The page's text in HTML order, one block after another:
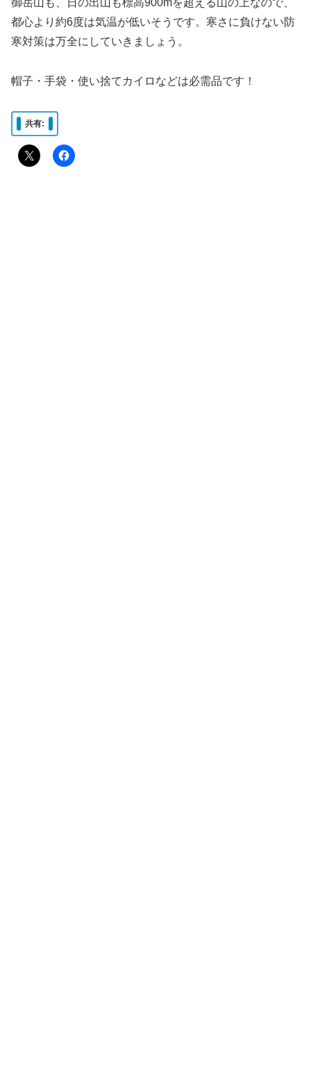
御岳山も、日の出山も標高900mを超える山の上なので、
都心より約6度は気温が低いそうです。寒さに負けない防
寒対策は万全にしていきましょう。
帽子・手袋・使い捨てカイロなどは必需品です！
共有: